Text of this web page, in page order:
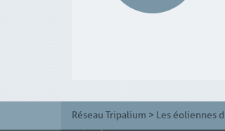
Réseau Tripalium > Les éoliennes